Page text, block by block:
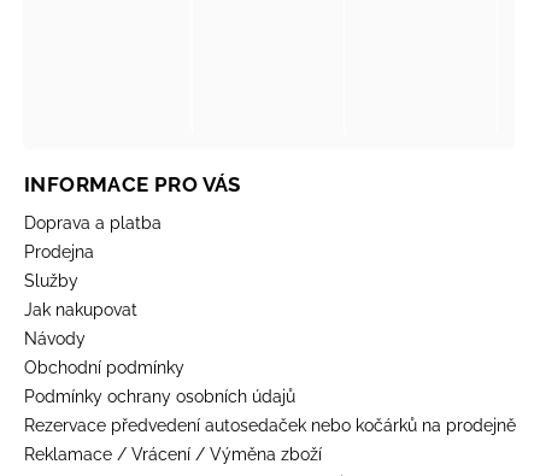
INFORMACE PRO VÁS
Doprava a platba
Prodejna
Služby
Jak nakupovat
Návody
Obchodní podmínky
Podmínky ochrany osobních údajů
Rezervace předvedení autosedaček nebo kočárků na prodejně
Reklamace / Vrácení / Výměna zboží